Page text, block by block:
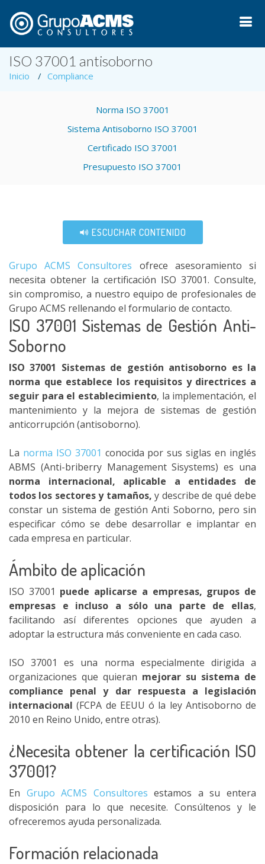
ISO 37001 antisoborno
Inicio Compliance
Norma ISO 37001
Sistema Antisoborno ISO 37001
Certificado ISO 37001
Presupuesto ISO 37001
ESCUCHAR CONTENIDO
Grupo ACMS Consultores ofrece asesoramiento si
necesita obtener la certificación ISO 37001. Consulte,
sin compromiso, a nuestro equipo de profesionales de
Grupo ACMS rellenando el formulario de contacto.
ISO 37001 Sistemas de Gestión Anti-
Soborno
ISO 37001 Sistemas de gestión antisoborno es la
norma que establece los requisitos y directrices a
seguir para el establecimiento, la implementación, el
mantenimiento y la mejora de sistemas de gestión
anticorrupción (antisoborno).
La norma ISO 37001 conocida por sus siglas en inglés
ABMS (Anti-briberry Management Sisystems) es una
norma internacional, aplicable a entidades de
todos los sectores y tamaños, y describe de qué debe
constar un sistema de gestión Anti Soborno, pero sin
especificar cómo se debe desarrollar e implantar en
cada empresa en particular.
Ámbito de aplicación
ISO 37001 puede aplicarse a empresas, grupos de
empresas e incluso a sólo una parte de ellas,
facilitando así diferentes opciones que ayuden a
adoptar la estructura más conveniente en cada caso.
ISO 37001 es una norma especialmente dirigida a
organizaciones que quieran mejorar su sistema de
compliance penal y dar respuesta a legislación
internacional(FCPA de EEUU ó la ley Antisoborno de
2010 en Reino Unido, entre otras).
¿Necesita obtener la certificación ISO
37001?
En Grupo ACMS Consultores estamos a su entera
disposición para lo que necesite. Consúltenos y le
ofreceremos ayuda personalizada.
Formación relacionada